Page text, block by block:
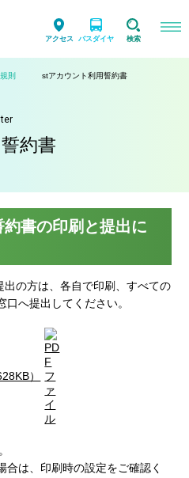
アクセス バスダイヤ 検索
規則 stアカウント利用誓約書
約書
書の印刷と提出に
の方は、各自で印刷、すべての
へ提出してください。
）
は、印刷時の設定をご確認く